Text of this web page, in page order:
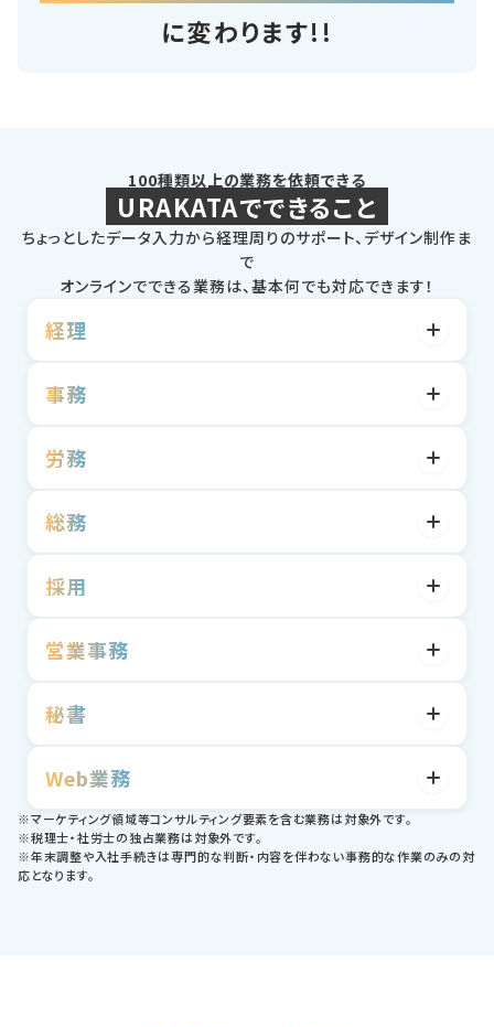
に変わります!!
100種類以上の業務を依頼できる
URAKATAでできること
ちょっとしたデータ入力から経理周りのサポート、デザイン制作ま
で
オンラインでできる業務は、基本何でも対応できます！
経理
事務
労務
総務
採用
営業事務
秘書
Web業務
※マーケティング領域等コンサルティング要素を含む業務は対象外です。
※税理士・社労士の独占業務は対象外です。
※年末調整や入社手続きは専門的な判断・内容を伴わない事務的な作業のみの対
応となります。